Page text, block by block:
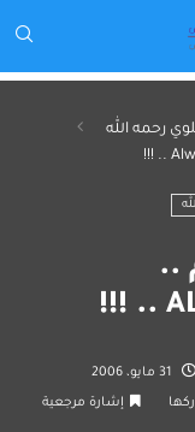
رحمه الله
..
31 مايو، 2006
إشارة مرجعية